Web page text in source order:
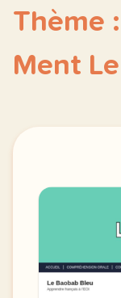
Thème
Ment